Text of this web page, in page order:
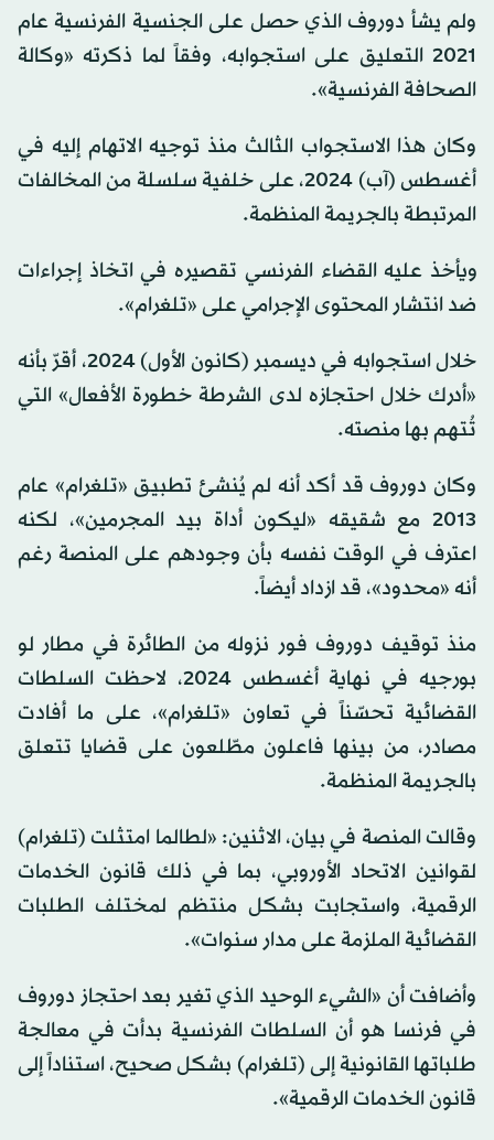
ولم يشأ دوروف الذي حصل على الجنسية الفرنسية عام
2021 التعليق على استجوابه، وفقاً لما ذكرته «وكالة
الصحافة الفرنسية».
وكان هذا الاستجواب الثالث منذ توجيه الاتهام إليه في
أغسطس (آب) 2024، على خلفية سلسلة من المخالفات
المرتبطة بالجريمة المنظمة.
ويأخذ عليه القضاء الفرنسي تقصيره في اتخاذ إجراءات
ضد انتشار المحتوى الإجرامي على «تلغرام».
خلال استجوابه في ديسمبر (كانون الأول) 2024، أقرّ بأنه
«أدرك خلال احتجازه لدى الشرطة خطورة الأفعال» التي
تُتهم بها منصته.
وكان دوروف قد أكد أنه لم يُنشئ تطبيق «تلغرام» عام
2013 مع شقيقه «ليكون أداة بيد المجرمين»، لكنه
اعترف في الوقت نفسه بأن وجودهم على المنصة رغم
أنه «محدود»، قد ازداد أيضاً.
منذ توقيف دوروف فور نزوله من الطائرة في مطار لو
بورجيه في نهاية أغسطس 2024، لاحظت السلطات
القضائية تحسّناً في تعاون «تلغرام»، على ما أفادت
مصادر، من بينها فاعلون مطّلعون على قضايا تتعلق
بالجريمة المنظمة.
وقالت المنصة في بيان، الاثنين: «لطالما امتثلت (تلغرام)
لقوانين الاتحاد الأوروبي، بما في ذلك قانون الخدمات
الرقمية، واستجابت بشكل منتظم لمختلف الطلبات
القضائية الملزمة على مدار سنوات».
وأضافت أن «الشيء الوحيد الذي تغير بعد احتجاز دوروف
في فرنسا هو أن السلطات الفرنسية بدأت في معالجة
طلباتها القانونية إلى (تلغرام) بشكل صحيح، استناداً إلى
قانون الخدمات الرقمية».